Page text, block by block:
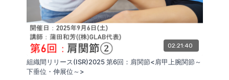
02:21:40
組織間リリース(ISR)2025 第6回：肩関節<肩甲上腕関節～
下垂位・伸展位～>